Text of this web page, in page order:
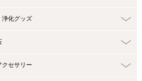
浄化グッズ
クセサリー